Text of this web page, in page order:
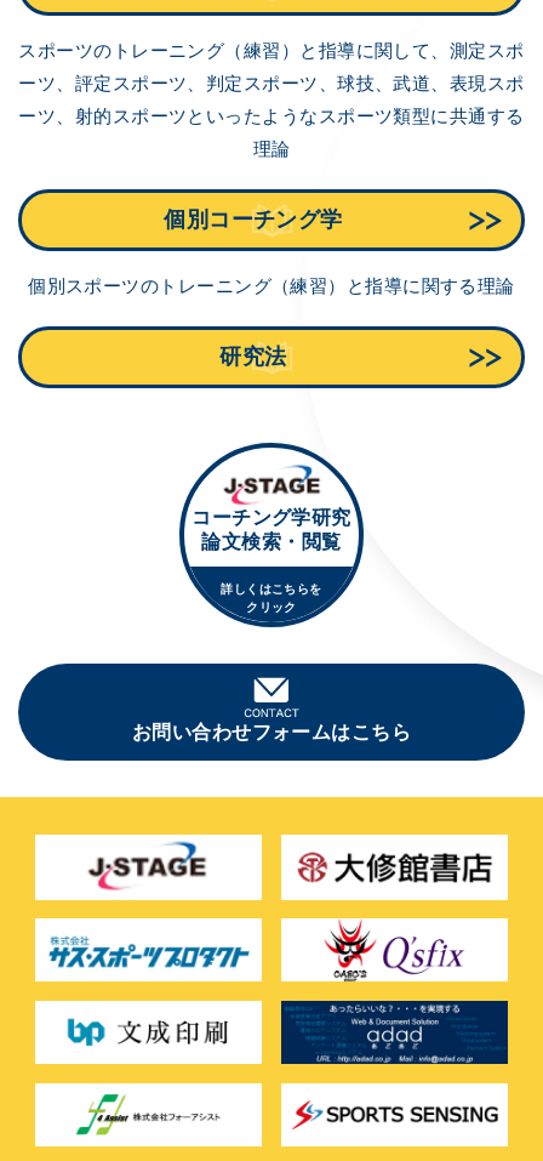
スポーツのトレーニング（練習）と指導に関して、測定スポ
ーツ、評定スポーツ、判定スポーツ、球技、武道、表現スポ
ーツ、射的スポーツといったようなスポーツ類型に共通する
理論
個別コーチング学
個別スポーツのトレーニング（練習）と指導に関する理論
研究法
コーチング学研究
論文検索・閲覧
詳しくはこちらを
クリック
お問い合わせフォームはこちら